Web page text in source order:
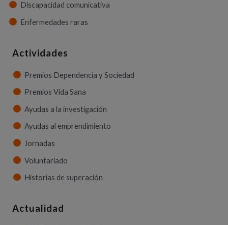
Discapacidad comunicativa
Enfermedades raras
Actividades
Premios Dependencia y Sociedad
Premios Vida Sana
Ayudas a la investigación
Ayudas al emprendimiento
Jornadas
Voluntariado
Historias de superación
Actualidad